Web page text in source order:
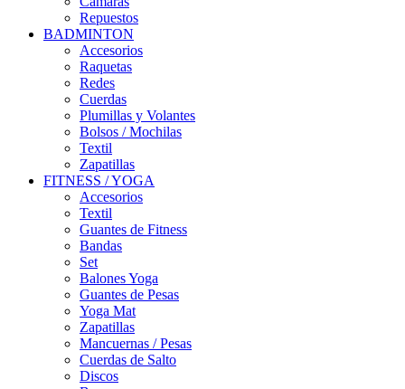
Repuestos
BADMINTON
Accesorios
Raquetas
Redes
Cuerdas
Plumillas y Volantes
Bolsos / Mochilas
Textil
Zapatillas
FITNESS / YOGA
Accesorios
Textil
Guantes de Fitness
Bandas
Set
Balones Yoga
Guantes de Pesas
Yoga Mat
Zapatillas
Mancuernas / Pesas
Cuerdas de Salto
Discos